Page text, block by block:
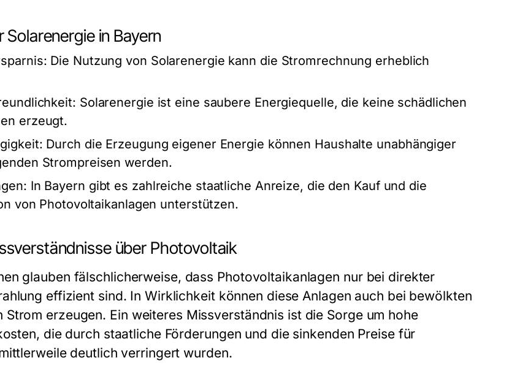
Solarenergie in Bayern
Die Nutzung von Solarenergie kann die Stromrechnung erheblich
Solarenergie ist eine saubere Energiequelle, die keine schädlichen
erzeugt.
Durch die Erzeugung eigener Energie können Haushalte unabhängiger
Strompreisen werden.
In Bayern gibt es zahlreiche staatliche Anreize, die den Kauf und die
von Photovoltaikanlagen unterstützen.
über Photovoltaik
glauben fälschlicherweise, dass Photovoltaikanlagen nur bei direkter
effizient sind. In Wirklichkeit können diese Anlagen auch bei bewölkten
Strom erzeugen. Ein weiteres Missverständnis ist die Sorge um hohe
die durch staatliche Förderungen und die sinkenden Preise für
deutlich verringert wurden.